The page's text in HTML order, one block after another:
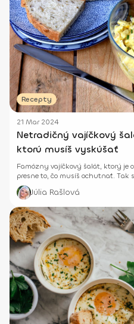
Recepty
21 Mar 2024
Netradičný vajíčkový
ktorú musíš vyskúšať
Famózny vajíčkový šalát, ktorý je
presne to, čo musíš ochutnať. Tak
Júlia Rašlová